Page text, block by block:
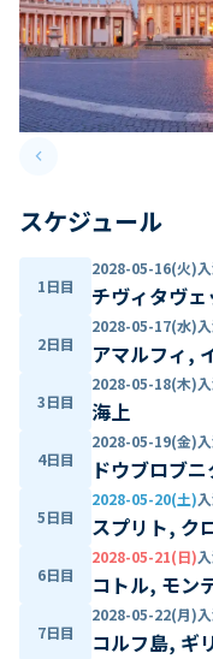
keyboard_arrow_leftPrevious slide
スケジュール
1日目
2028-05-16(火)
チヴィタヴ
2日目
2028-05-17(水)
アマルフィ,
3日目
2028-05-18(木)
海上
4日目
2028-05-19(金)
ドウブロブ
5日目
2028-05-20(土)
スプリト, ク
6日目
2028-05-21(日)
コトル, モン
7日目
2028-05-22(月)
コルフ島, ギ